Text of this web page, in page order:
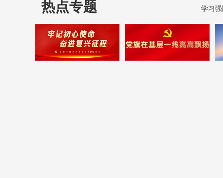
热点专题 学习